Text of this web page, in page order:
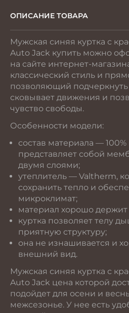
ОПИСАНИЕ ТОВАРА
Мужская синяя куртка с
Auto Jack купить можно
на сайте интернет-
классический стиль и
позволяющий
сковывает движения и
чувство свободы.
Особенности модели:
состав материала —
представляет собой
двумя слоями;
утеплитель — Valtherm,
сохранить тепло и
микроклимат;
материал хорошо
куртка позволяет телу
приятную структуру;
она не изнашивается и
внешний вид.
Мужская синяя куртка с
Auto Jack цена которой
подойдет для осени и
межсезонье. У нее есть